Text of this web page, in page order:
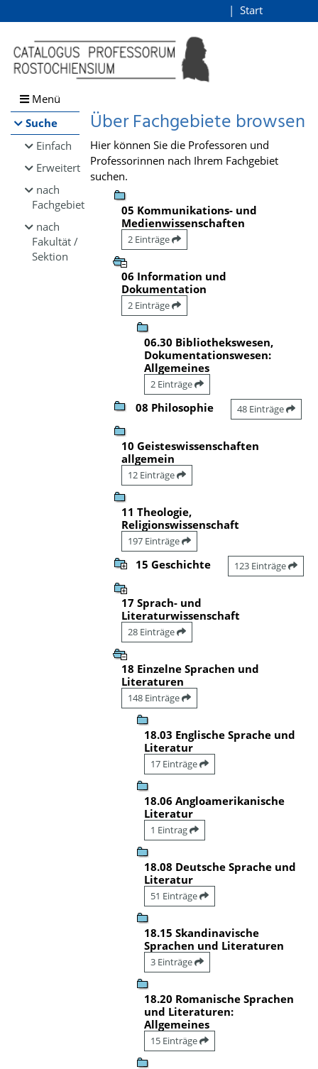
Browsen
direkt zum Inhalt
Start
Menü
Suche
Einfach
Erweitert
nach
Fachgebiet
nach
Fakultät /
Sektion
Über Fachgebiete browsen
Hier können Sie die Professoren und
Professorinnen nach Ihrem Fachgebiet
suchen.
05 Kommunikations- und
Medienwissenschaften
2 Einträge
06 Information und
Dokumentation
2 Einträge
06.30 Bibliothekswesen,
Dokumentationswesen:
Allgemeines
2 Einträge
08 Philosophie 48 Einträge
10 Geisteswissenschaften
allgemein
12 Einträge
11 Theologie,
Religionswissenschaft
197 Einträge
15 Geschichte 123 Einträge
17 Sprach- und
Literaturwissenschaft
28 Einträge
18 Einzelne Sprachen und
Literaturen
148 Einträge
18.03 Englische Sprache und
Literatur
17 Einträge
18.06 Angloamerikanische
Literatur
1 Eintrag
18.08 Deutsche Sprache und
Literatur
51 Einträge
18.15 Skandinavische
Sprachen und Literaturen
3 Einträge
18.20 Romanische Sprachen
und Literaturen:
Allgemeines
15 Einträge